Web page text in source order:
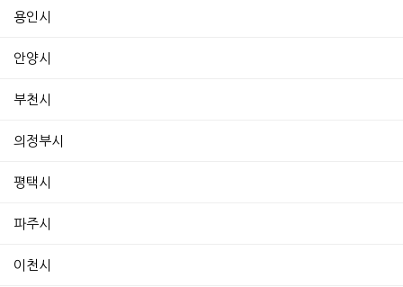
용인시
안양시
부천시
의정부시
평택시
파주시
이천시